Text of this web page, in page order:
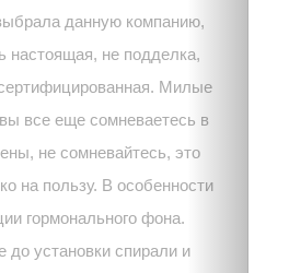
данную компанию,
настоящая, не подделка,
Милые
все еще сомневаетесь в
не сомневайтесь, это
на пользу. В особенности
гормонального фона.
до установки спирали и